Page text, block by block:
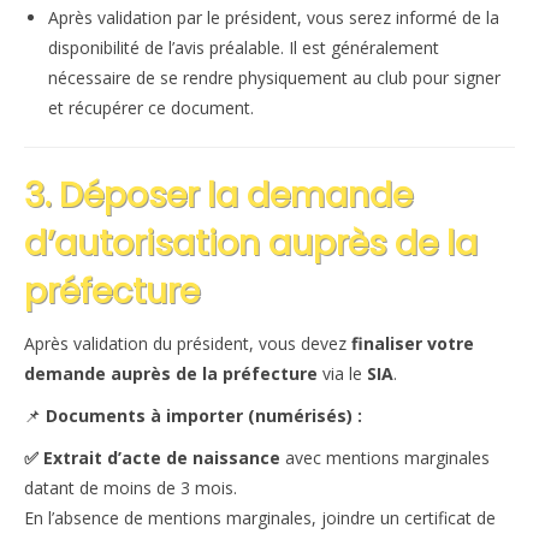
Après validation par le président, vous serez informé de la
disponibilité de l’avis préalable. Il est généralement
nécessaire de se rendre physiquement au club pour signer
et récupérer ce document.
3. Déposer la demande
d’autorisation auprès de la
préfecture
Après validation du président, vous devez finaliser votre
demande auprès de la préfecture via le SIA.
📌 Documents à importer (numérisés) :
✅ Extrait d’acte de naissance avec mentions marginales
datant de moins de 3 mois.
En l’absence de mentions marginales, joindre un certificat de